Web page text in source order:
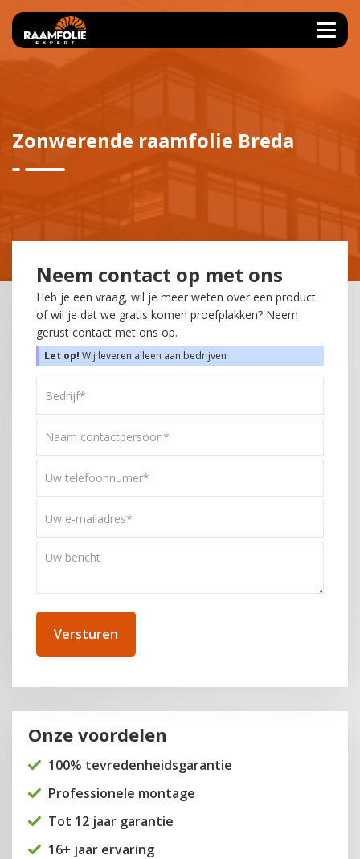
Zonwerende raamfolie Breda
Neem contact op met ons
Heb je een vraag, wil je meer weten over een product
of wil je dat we gratis komen proefplakken? Neem
gerust contact met ons op.
Let op! Wij leveren alleen aan bedrijven
contactpersoon*
*
telefoonnummer
*
mailadres
bericht
Onze voordelen
100% tevredenheidsgarantie
Professionele montage
Tot 12 jaar garantie
16+ jaar ervaring